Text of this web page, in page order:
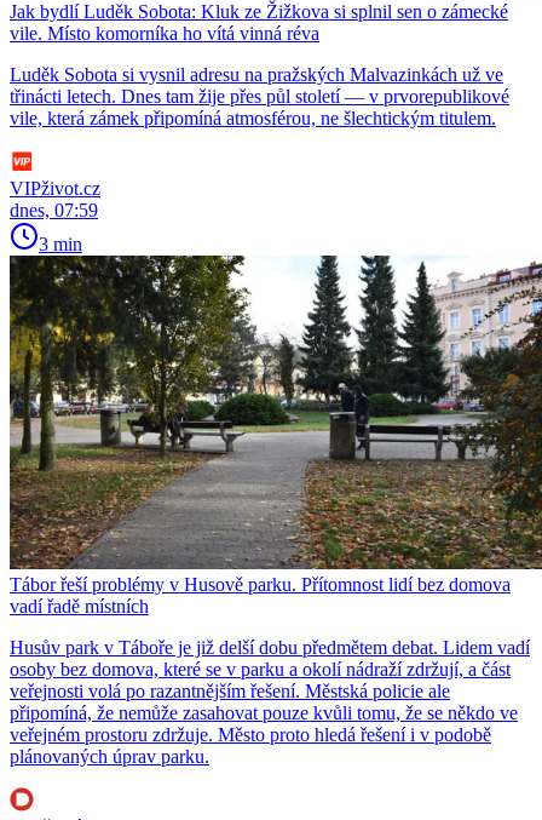
Jak bydlí Luděk Sobota: Kluk ze Žižkova si splnil sen o zámecké
vile. Místo komorníka ho vítá vinná réva
Luděk Sobota si vysnil adresu na pražských Malvazinkách už ve
třinácti letech. Dnes tam žije přes půl století — v prvorepublikové
vile, která zámek připomíná atmosférou, ne šlechtickým titulem.
VIPživot.cz
dnes, 07:59
3 min
Tábor řeší problémy v Husově parku. Přítomnost lidí bez domova
vadí řadě místních
Husův park v Táboře je již delší dobu předmětem debat. Lidem vadí
osoby bez domova, které se v parku a okolí nádraží zdržují, a část
veřejnosti volá po razantnějším řešení. Městská policie ale
připomíná, že nemůže zasahovat pouze kvůli tomu, že se někdo ve
veřejném prostoru zdržuje. Město proto hledá řešení i v podobě
plánovaných úprav parku.